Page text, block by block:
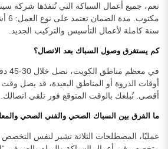
نعم، جميع أعمال السباكة التي تُنفذها شركة
سنة كاملة لأعمال التأسيس والتركيب الجديد.
كم يستغرق وصول السباك بعد الاتصال؟
في
أوقات الذروة أو المناطق البعيدة، قد يصل
أقصى. نُبلغك بالوقت المتوقع فور تلقي اتصالك.
ما الفرق بين السباك الصحي والفني الصحي
عمليًا، المصطلحات الثلاثة تشير لنفس